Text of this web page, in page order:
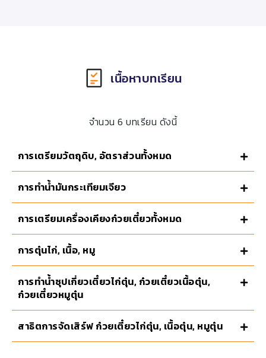
เนื้อหาบทเรียน
จำนวน 6 บทเรียน ดังนี้
การเตรียมวัตถุดิบ, อัตราส่วนทั้งหมด
การทำน้ำมันกระเทียมเจียว
การเตรียมเครื่องเคียงก๋วยเตี๋ยวทั้งหมด
การตุ๋นไก่, เนื้อ, หมู
การทำน้ำซุปเกี่ยวเตี๋ยวไก่ตุ๋น, ก๋วยเตี๋ยวเนื้อตุ๋น,
ก๋วยเตี๋ยวหมูตุ๋น
สาธิตการจัดเสิร์ฟ ก๋วยเตี๋ยวไก่ตุ๋น, เนื้อตุ๋น, หมูตุ๋น